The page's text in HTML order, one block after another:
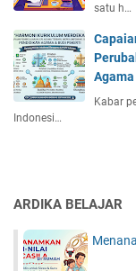
satu h…
Agama
Kabar
Indonesi…
ARDIKA BELAJAR